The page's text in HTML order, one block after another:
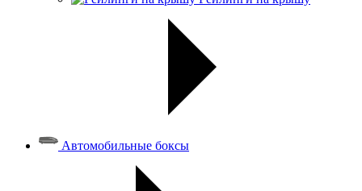
Автомобильные боксы